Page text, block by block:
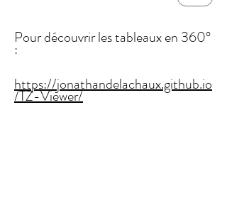
Pour découvrir les tableaux en 360°
:
https://jonathandelachaux.github.io
/TZ-Viewer/